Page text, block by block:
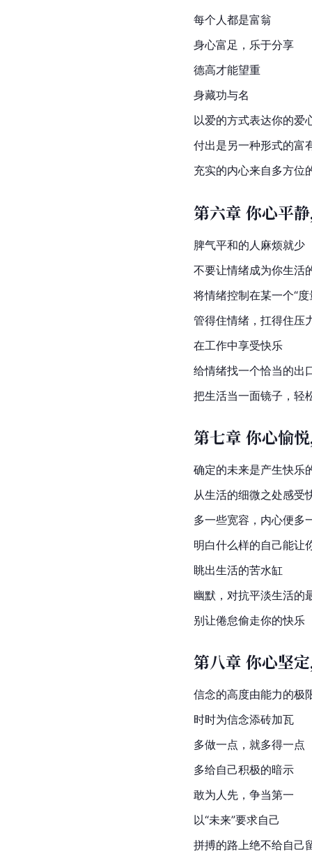
每个人都是富翁
身心富足，乐于分享
德高才能望重
身藏功与名
以爱的方式表达你的爱
付出是另一种形式的富
充实的内心来自多方位
第六章 你心平
脾气平和的人麻烦就少
不要让情绪成为你生活
将情绪控制在某一个“度
管得住情绪，扛得住压
在工作中享受快乐
给情绪找一个恰当的出
把生活当一面镜子 ，轻
第七章 你心愉
确定的未来是产生快乐
从生活的细微之处感受
多一些宽容，内心便多
明白什么样的自己能让
眺出生活的苦水缸
幽默，对抗平淡生活的
别让倦怠偷走你的快乐
第八章 你心坚
信念的高度由能力的极
时时为信念添砖加瓦
多做一点，就多得一点
多给自己积极的暗示
敢为人先，争当第一
以“未来”要求自己
拼搏的路上绝不给自己